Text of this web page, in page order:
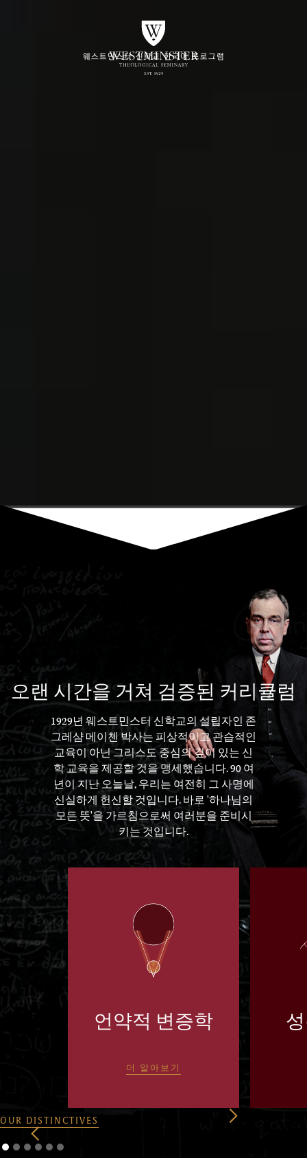
웨스트민스터 신학교 한국어 프로그램
오랜 시간을 거쳐 검증된 커리큘럼
1929년 웨스트민스터 신학교의 설립자인 존
그레샴 메이첸 박사는 피상적이고 관습적인
교육이 아닌 그리스도 중심의 깊이 있는 신
학 교육을 제공할 것을 맹세했습니다. 90 여
년이 지난 오늘날, 우리는 여전히 그 사명에
신실하게 헌신할 것입니다. 바로 '하나님의
모든 뜻'을 가르침으로써 여러분을 준비시
키는 것입니다.
언약적 변증학
더 알아보기
OUR DISTINCTIVES